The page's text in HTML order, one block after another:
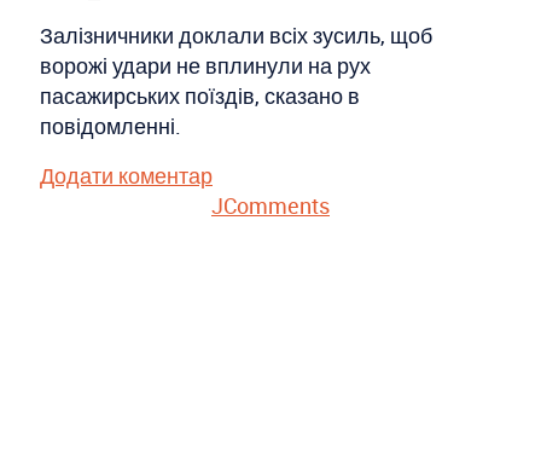
Залізничники доклали всіх зусиль, щоб
ворожі удари не вплинули на рух
пасажирських поїздів, сказано в
повідомленні.
Додати коментар
JComments